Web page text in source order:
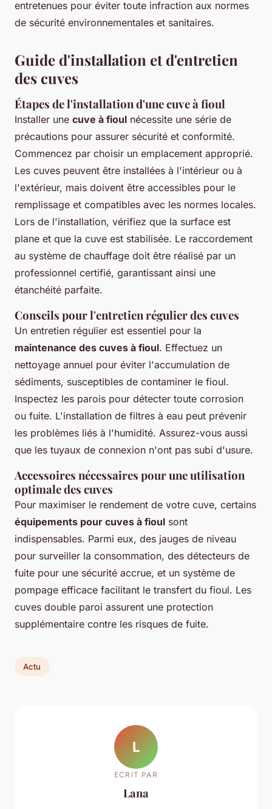
entretenues pour éviter toute infraction aux normes
de sécurité environnementales et sanitaires.
Guide d'installation et d'entretien
des cuves
Étapes de l'installation d'une cuve à fioul
Installer une cuve à fioul nécessite une série de
précautions pour assurer sécurité et conformité.
Commencez par choisir un emplacement approprié.
Les cuves peuvent être installées à l'intérieur ou à
l'extérieur, mais doivent être accessibles pour le
remplissage et compatibles avec les normes locales.
Lors de l'installation, vérifiez que la surface est
plane et que la cuve est stabilisée. Le raccordement
au système de chauffage doit être réalisé par un
professionnel certifié, garantissant ainsi une
étanchéité parfaite.
Conseils pour l'entretien régulier des cuves
Un entretien régulier est essentiel pour la
maintenance des cuves à fioul. Effectuez un
nettoyage annuel pour éviter l'accumulation de
sédiments, susceptibles de contaminer le fioul.
Inspectez les parois pour détecter toute corrosion
ou fuite. L'installation de filtres à eau peut prévenir
les problèmes liés à l'humidité. Assurez-vous aussi
que les tuyaux de connexion n'ont pas subi d'usure.
Accessoires nécessaires pour une utilisation
optimale des cuves
Pour maximiser le rendement de votre cuve, certains
équipements pour cuves à fioul sont
indispensables. Parmi eux, des jauges de niveau
pour surveiller la consommation, des détecteurs de
fuite pour une sécurité accrue, et un système de
pompage efficace facilitant le transfert du fioul. Les
cuves double paroi assurent une protection
supplémentaire contre les risques de fuite.
Actu
L
ECRIT PAR
Lana